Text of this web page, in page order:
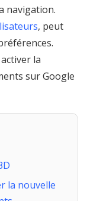
navigation.
, peut
la
sur Google
la nouvelle